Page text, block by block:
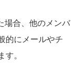
場合、他のメンバ
的にメールやチ
す。